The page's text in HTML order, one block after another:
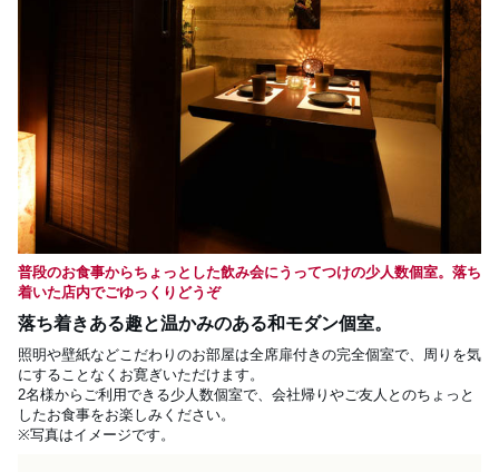
普段のお食事からちょっとした飲み会にうってつけの少人数個室。落ち
着いた店内でごゆっくりどうぞ
落ち着きある趣と温かみのある和モダン個室。
照明や壁紙などこだわりのお部屋は全席扉付きの完全個室で、周りを気
にすることなくお寛ぎいただけます。
2名様からご利用できる少人数個室で、会社帰りやご友人とのちょっと
したお食事をお楽しみください。
※写真はイメージです。